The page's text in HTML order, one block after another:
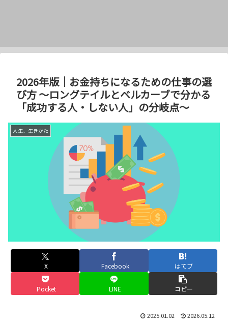
2026年版｜お金持ちになるための仕事の選
び方 〜ロングテイルとベルカーブで分かる
「成功する人・しない人」の分岐点〜
人生、生きかた
X Facebook はてブ
Pocket LINE コピー
2025.01.02 2026.05.12